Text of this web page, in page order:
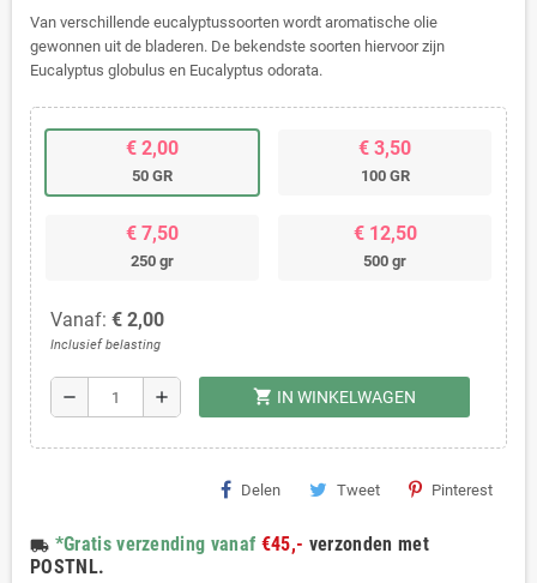
Van verschillende eucalyptussoorten wordt aromatische olie
gewonnen uit de bladeren. De bekendste soorten hiervoor zijn
Eucalyptus globulus en Eucalyptus odorata.
€ 2,00
50 GR
€ 3,50
100 GR
€ 7,50
250 gr
€ 12,50
500 gr
Vanaf: € 2,00
Inclusief belasting
remove add shopping_cart IN WINKELWAGEN
Delen Tweet Pinterest
local_shipping *Gratis verzending vanaf €45,- verzonden met
POSTNL.